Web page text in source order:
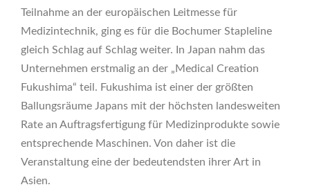
Teilnahme an der europäischen Leitmesse für
Medizintechnik, ging es für die Bochumer Stapleline
gleich Schlag auf Schlag weiter. In Japan nahm das
Unternehmen erstmalig an der „Medical Creation
Fukushima“ teil. Fukushima ist einer der größten
Ballungsräume Japans mit der höchsten landesweiten
Rate an Auftragsfertigung für Medizinprodukte sowie
entsprechende Maschinen. Von daher ist die
Veranstaltung eine der bedeutendsten ihrer Art in
Asien.